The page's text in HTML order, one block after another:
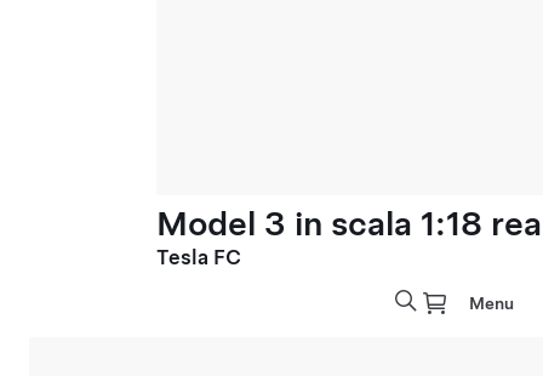
Model 3 in scala 1:18
Tesla FC
Menu